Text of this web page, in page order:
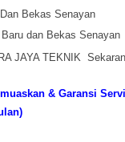
Bekas Senayan
dan Bekas Senayan
JAYA TEKNIK
& Garansi